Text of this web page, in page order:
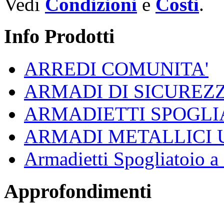
Info Prodotti
ARREDI COMUNITA'
ARMADI DI
ARMADIETTI
ARMADI METALLICI
Armadietti Spogliatoio a
Approfondimenti